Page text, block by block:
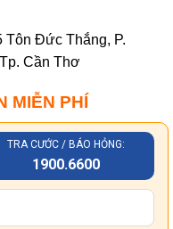
Tôn Đức Thắng, P.
Cần Thơ
MIỄN PHÍ
TRA CƯỚC / BÁO HỎNG:
1900.6600